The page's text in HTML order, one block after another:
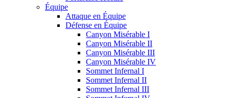
Équipe
Attaque en Équipe
Défense en Équipe
Canyon Misérable I
Canyon Misérable II
Canyon Misérable III
Canyon Misérable IV
Sommet Infernal I
Sommet Infernal II
Sommet Infernal III